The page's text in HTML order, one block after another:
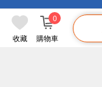
收藏 購物車
0